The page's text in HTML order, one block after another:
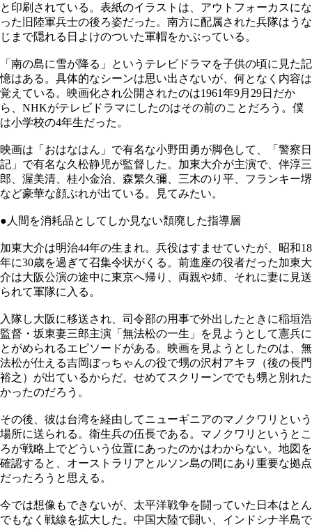
と印刷されている。表紙のイラストは、アウトフォーカスにな
った旧陸軍兵士の後ろ姿だった。南方に配属された兵隊はうな
じまで隠れる日よけのついた軍帽をかぶっている。
「南の島に雪が降る」というテレビドラマを子供の頃に見た記
憶はある。具体的なシーンは思い出さないが、何となく内容は
覚えている。映画化され公開されたのは1961年9月29日だか
ら、NHKがテレビドラマにしたのはその前のことだろう。僕
は小学校の4年生だった。
映画は「おはなはん」で有名な小野田勇が脚色して、「警察日
記」で有名な久松静児が監督した。加東大介が主演で、伴淳三
郎、渥美清、桂小金治、森繁久彌、三木のり平、フランキー堺
など豪華な顔ぶれが出ている。見てみたい。
●人間を消耗品としてしか見ない頽廃した指導層
加東大介は明治44年の生まれ。兵役はすませていたが、昭和18
年に30歳を過ぎて召集令状がくる。前進座の役者だった加東大
介は大阪公演の途中に東京へ帰り、両親や姉、それに妻に見送
られて軍隊に入る。
入隊し大阪に移送され、司令部の用事で外出したときに稲垣浩
監督・坂東妻三郎主演「無法松の一生」を見ようとして憲兵に
とがめられるエピソードがある。映画を見ようとしたのは、無
法松が仕える吉岡ぼっちゃんの役で甥の沢村アキヲ（後の長門
裕之）が出ているからだ。せめてスクリーンででも甥と別れた
かったのだろう。
その後、彼は台湾を経由してニューギニアのマノクワリという
場所に送られる。衛生兵の伍長である。マノクワリというとこ
ろが戦略上でどういう位置にあったのかはわからない。地図を
確認すると、オーストラリアとルソン島の間にあり重要な拠点
だったろうと思える。
今では想像もできないが、太平洋戦争を闘っていた日本はとん
でもなく戦線を拡大した。中国大陸で闘い、インドシナ半島で